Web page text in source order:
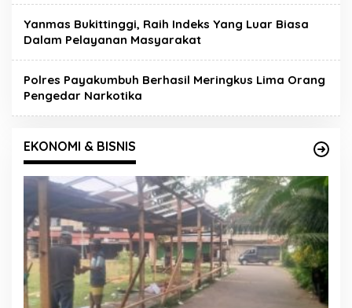
Yanmas Bukittinggi, Raih Indeks Yang Luar Biasa
Dalam Pelayanan Masyarakat
Polres Payakumbuh Berhasil Meringkus Lima Orang
Pengedar Narkotika
EKONOMI & BISNIS